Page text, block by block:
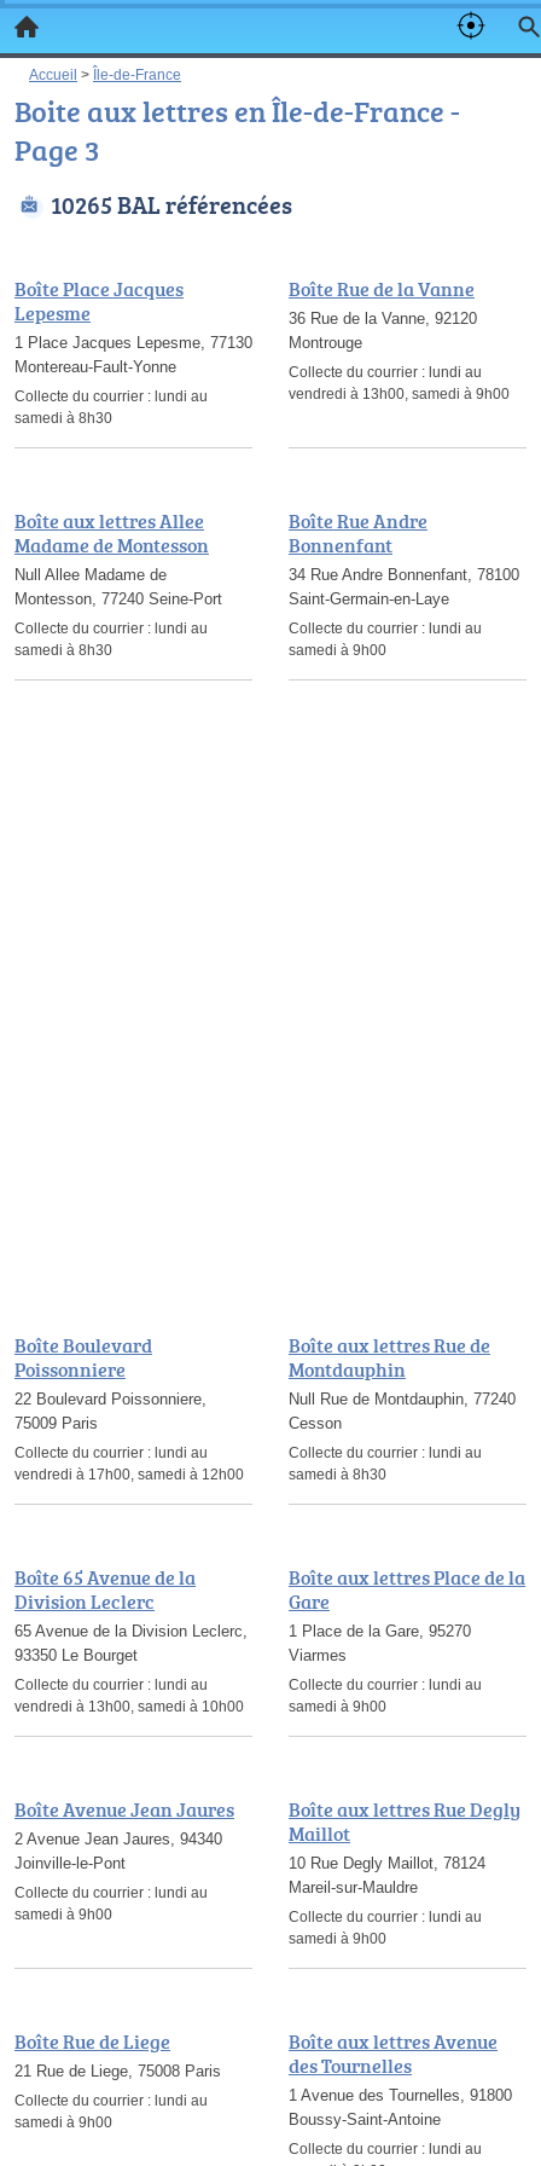
Accueil > Île-de-France
Boite aux lettres en Île-de-France -
Page 3
10265 BAL référencées
Boîte Place Jacques
Lepesme
1 Place Jacques Lepesme, 77130
Montereau-Fault-Yonne
Collecte du courrier : lundi au
samedi à 8h30
Boîte Rue de la Vanne
36 Rue de la Vanne, 92120
Montrouge
Collecte du courrier : lundi au
vendredi à 13h00, samedi à 9h00
Boîte aux lettres Allee
Madame de Montesson
Null Allee Madame de
Montesson, 77240 Seine-Port
Collecte du courrier : lundi au
samedi à 8h30
Boîte Rue Andre
Bonnenfant
34 Rue Andre Bonnenfant, 78100
Saint-Germain-en-Laye
Collecte du courrier : lundi au
samedi à 9h00
Boîte Boulevard
Poissonniere
22 Boulevard Poissonniere,
75009 Paris
Collecte du courrier : lundi au
vendredi à 17h00, samedi à 12h00
Boîte aux lettres Rue de
Montdauphin
Null Rue de Montdauphin, 77240
Cesson
Collecte du courrier : lundi au
samedi à 8h30
Boîte 65 Avenue de la
Division Leclerc
65 Avenue de la Division Leclerc,
93350 Le Bourget
Collecte du courrier : lundi au
vendredi à 13h00, samedi à 10h00
Boîte aux lettres Place de la
Gare
1 Place de la Gare, 95270
Viarmes
Collecte du courrier : lundi au
samedi à 9h00
Boîte Avenue Jean Jaures
2 Avenue Jean Jaures, 94340
Joinville-le-Pont
Collecte du courrier : lundi au
samedi à 9h00
Boîte aux lettres Rue Degly
Maillot
10 Rue Degly Maillot, 78124
Mareil-sur-Mauldre
Collecte du courrier : lundi au
samedi à 9h00
Boîte Rue de Liege
21 Rue de Liege, 75008 Paris
Collecte du courrier : lundi au
samedi à 9h00
Boîte aux lettres Avenue
des Tournelles
1 Avenue des Tournelles, 91800
Boussy-Saint-Antoine
Collecte du courrier : lundi au